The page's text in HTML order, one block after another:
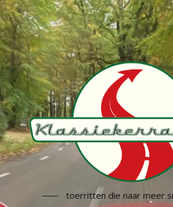
toerritten die naar meer